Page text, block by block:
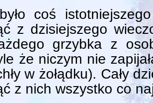
coś
z dzisiejszego
grzybka z
że niczym nie
w żołądku). Cały
z nich wszystko co